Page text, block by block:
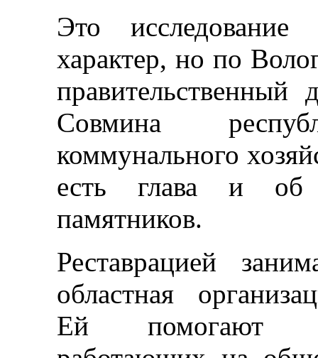
Это исследование
характер, но по
правительственный
Совмина
коммунального
есть глава и об
памятников.
Реставрацией
областная
Ей помогают